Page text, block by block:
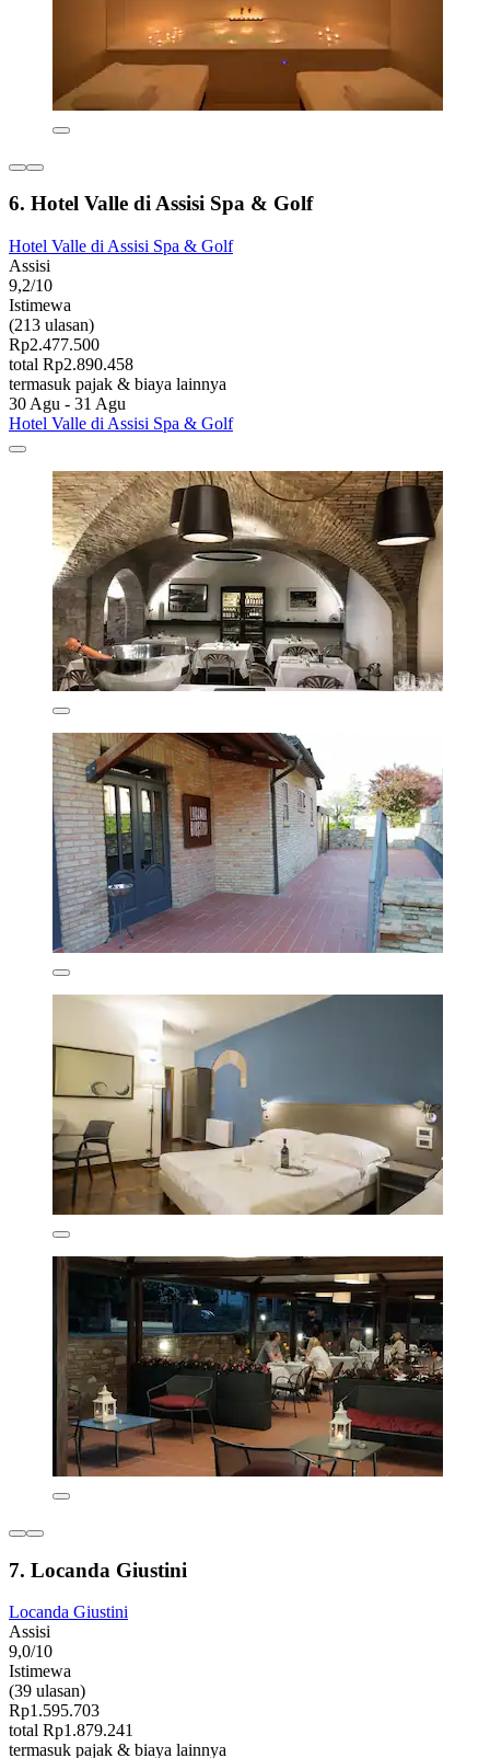
6. Hotel Valle di Assisi Spa & Golf
Hotel Valle di Assisi Spa & Golf
Assisi
9,2/10
Istimewa
(213 ulasan)
Rp2.477.500
total Rp2.890.458
termasuk pajak & biaya lainnya
30 Agu - 31 Agu
Hotel Valle di Assisi Spa & Golf
7. Locanda Giustini
Locanda Giustini
Assisi
9,0/10
Istimewa
(39 ulasan)
Rp1.595.703
total Rp1.879.241
termasuk pajak & biaya lainnya